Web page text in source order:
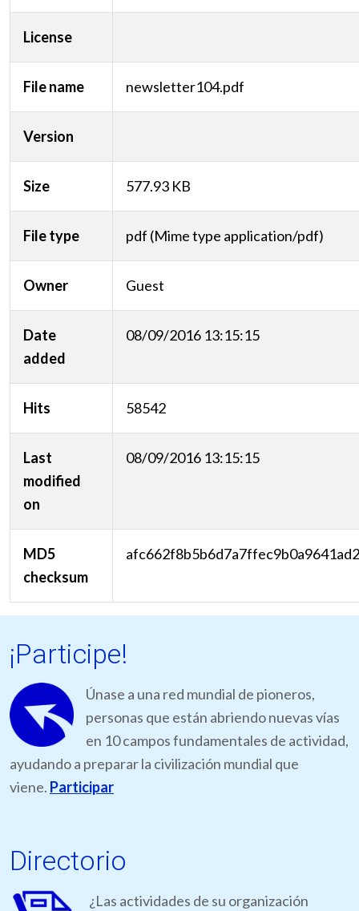
License
File name newsletter104.pdf
Version
Size 577.93 KB
File type pdf (Mime type application/pdf)
Owner Guest
Date
added
08/09/2016 13:15:15
Hits 58542
Last
modified
on
08/09/2016 13:15:15
MD5
checksum
¡Participe!
Únase a una red mundial de pioneros,
personas que están abriendo nuevas vías
en 10 campos fundamentales de actividad,
ayudando a preparar la civilización mundial que
viene. Participar
Directorio
¿Las actividades de su organización